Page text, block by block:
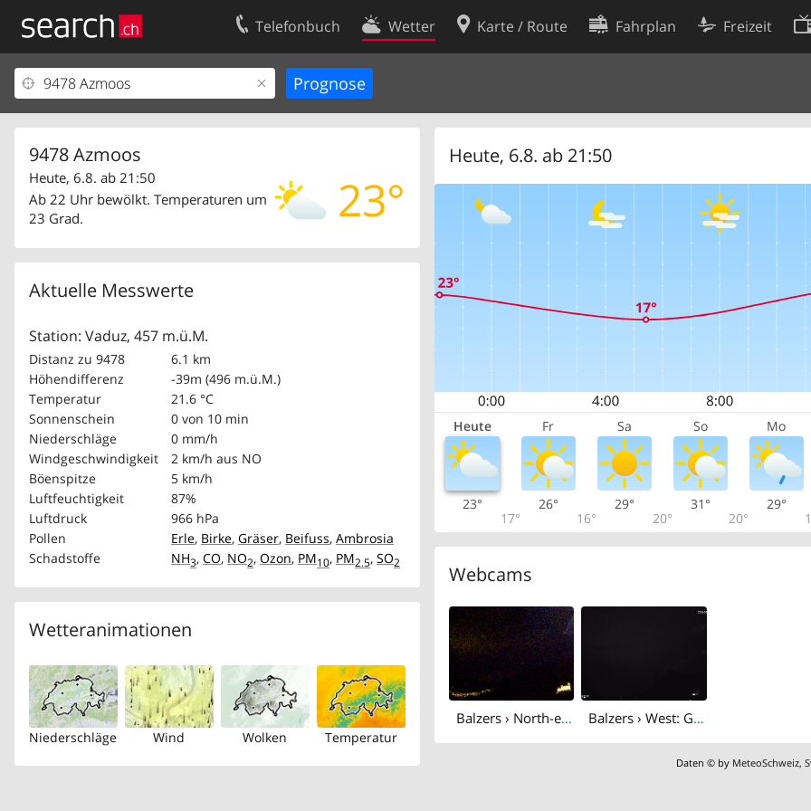
Telefonbuch Wetter Karte / Route Fahrplan Freizeit
9478 Azmoos
23°
Heute, 6.8. ab 21:50
Ab 22 Uhr bewölkt. Temperaturen um
23 Grad.
Aktuelle Messwerte
Station: Vaduz, 457 m.ü.M.
Distanz zu 9478
6.1 km
Höhendifferenz
-39m (496 m.ü.M.)
Temperatur
21.6 °C
Sonnenschein
0 von 10 min
Niederschläge
0 mm/h
Windgeschwindigkeit
2 km/h aus NO
Böenspitze
5 km/h
Luftfeuchtigkeit
87%
Luftdruck
966 hPa
Pollen
Erle, Birke, Gräser, Beifuss, Ambrosia
Schadstoffe
NH3, CO, NO2, Ozon, PM10, PM2.5, SO2
Wetteranimationen
Niederschläge Wind Wolken Temperatur
Heute, 6.8. ab 21:50
Heute Fr Sa So Mo
23°
17°
26°
16°
29°
20°
31°
20°
29°
Webcams
Balzers › North-east: Burg Gutenberg Balzers › West: Gonzen
Daten © by MeteoSchweiz,
Ihr Eintrag
Kundencenter Geschäftskunden
Kontakt
Nutzungsbedingungen
Cookie-Einstellungen